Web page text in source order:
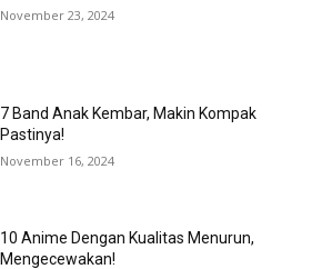
November 23, 2024
7 Band Anak Kembar, Makin Kompak
Pastinya!
November 16, 2024
10 Anime Dengan Kualitas Menurun,
Mengecewakan!